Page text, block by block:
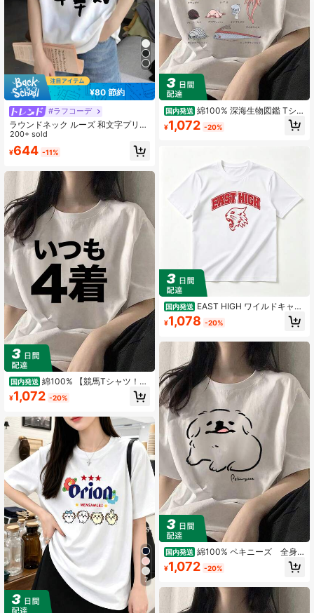
4.75
4.75 15 フォロワー
¥80 節約
#ラフコーデ
ラウンドネック ルーズ 和文字プリン
ト カジュアル 半袖Tシャツ、春夏 ホ
ワイト
200+ sold
¥644 -11%
国内発送 綿100% 【競馬Tシャツ！競
馬グッズ！】競馬シリーズ いつも4
着 カジュアル メンズ 和風デザイン
¥1,072 -20%
7
国内発送 綿100% 深海生物図鑑 Tシャ
ツ 半袖 メンズ レディース 夏服 綿 丸
襟 通気性 快適 綿製 人気 おしゃれ 男
¥1,072 -20%
国内発送 EAST HIGH ワイルドキャッ
ツ Tシャツ - カレッジ風ロゴ 半袖 綿
100% 通気性抜群 柔らか素材 夏服 カ
ムウェア お揃い ペアルック プレゼ
ント メンズ レディース
¥1,078 -20%
国内発送 綿100% ペキニーズ 全身
【せいこせんせい】 Tシャツ 半袖 メ
ンズ レディース 夏服 綿 丸襟 通気性
¥1,072 -20%